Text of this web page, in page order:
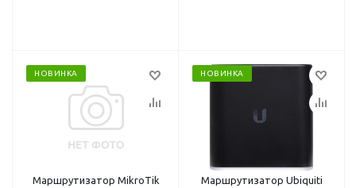
НОВИНКА
Маршрутизатор MikroTik
НОВИНКА
Маршрутизатор Ubiquiti